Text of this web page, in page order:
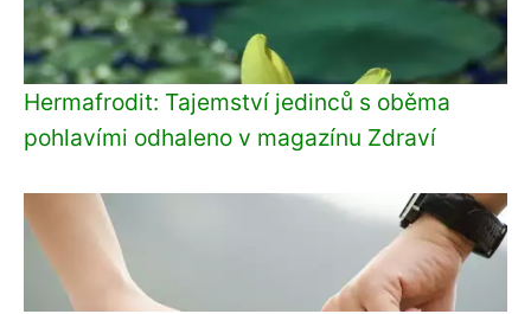
Hermafrodit: Tajemství jedinců s oběma
pohlavími odhaleno v magazínu Zdraví